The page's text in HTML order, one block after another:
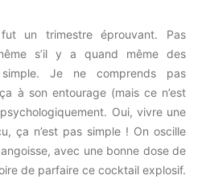
un trimestre éprouvant. Pas
s’il y a quand même des
Je ne comprends pas
à son entourage (mais ce n’est
Oui, vivre une
ça n’est pas simple ! On oscille
avec une bonne dose de
de parfaire ce cocktail explosif.